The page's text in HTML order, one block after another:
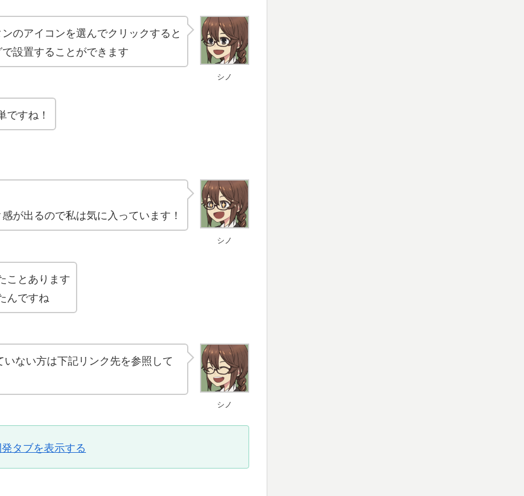
シノ
のアイコンを選んでクリックすると
設置することができます
すね！
シノ
が出るので私は気に入っています！
ことあります
んですね
シノ
ない方は下記リンク先を参照して
タブを表示する